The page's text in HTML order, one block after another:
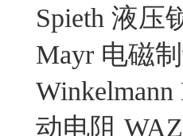
Spieth 液压
Mayr 电磁
动电阻